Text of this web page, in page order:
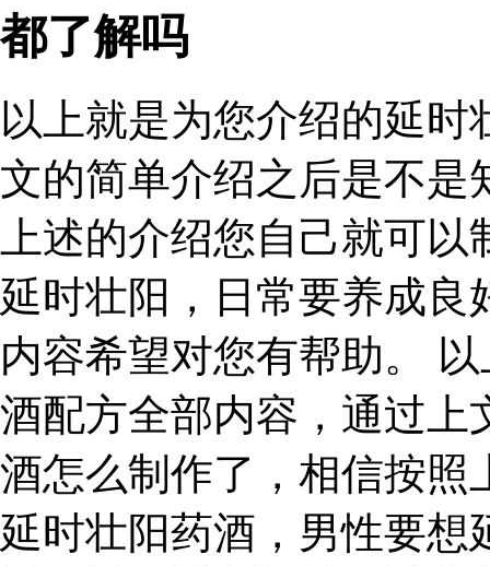
都了解吗
以上就是为您介绍的延
文的简单介绍之后是不是
上述的介绍您自己就可
延时壮阳，日常要养成良
内容希望对您有帮助。
酒配方全部内容，通过上
酒怎么制作了，相信按照
延时壮阳药酒，男性要想